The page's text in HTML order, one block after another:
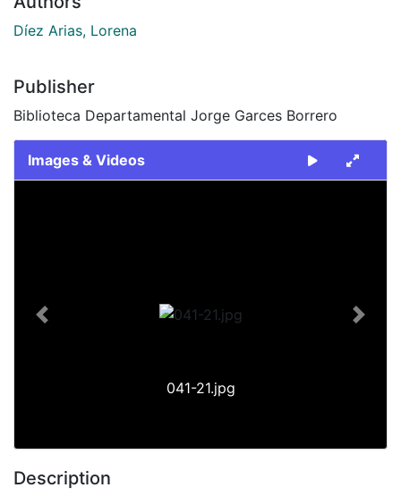
Díez Arias, Lorena
Publisher
Biblioteca Departamental Jorge Garces Borrero
Images & Videos
041-21.jpg
Previous Next
Description